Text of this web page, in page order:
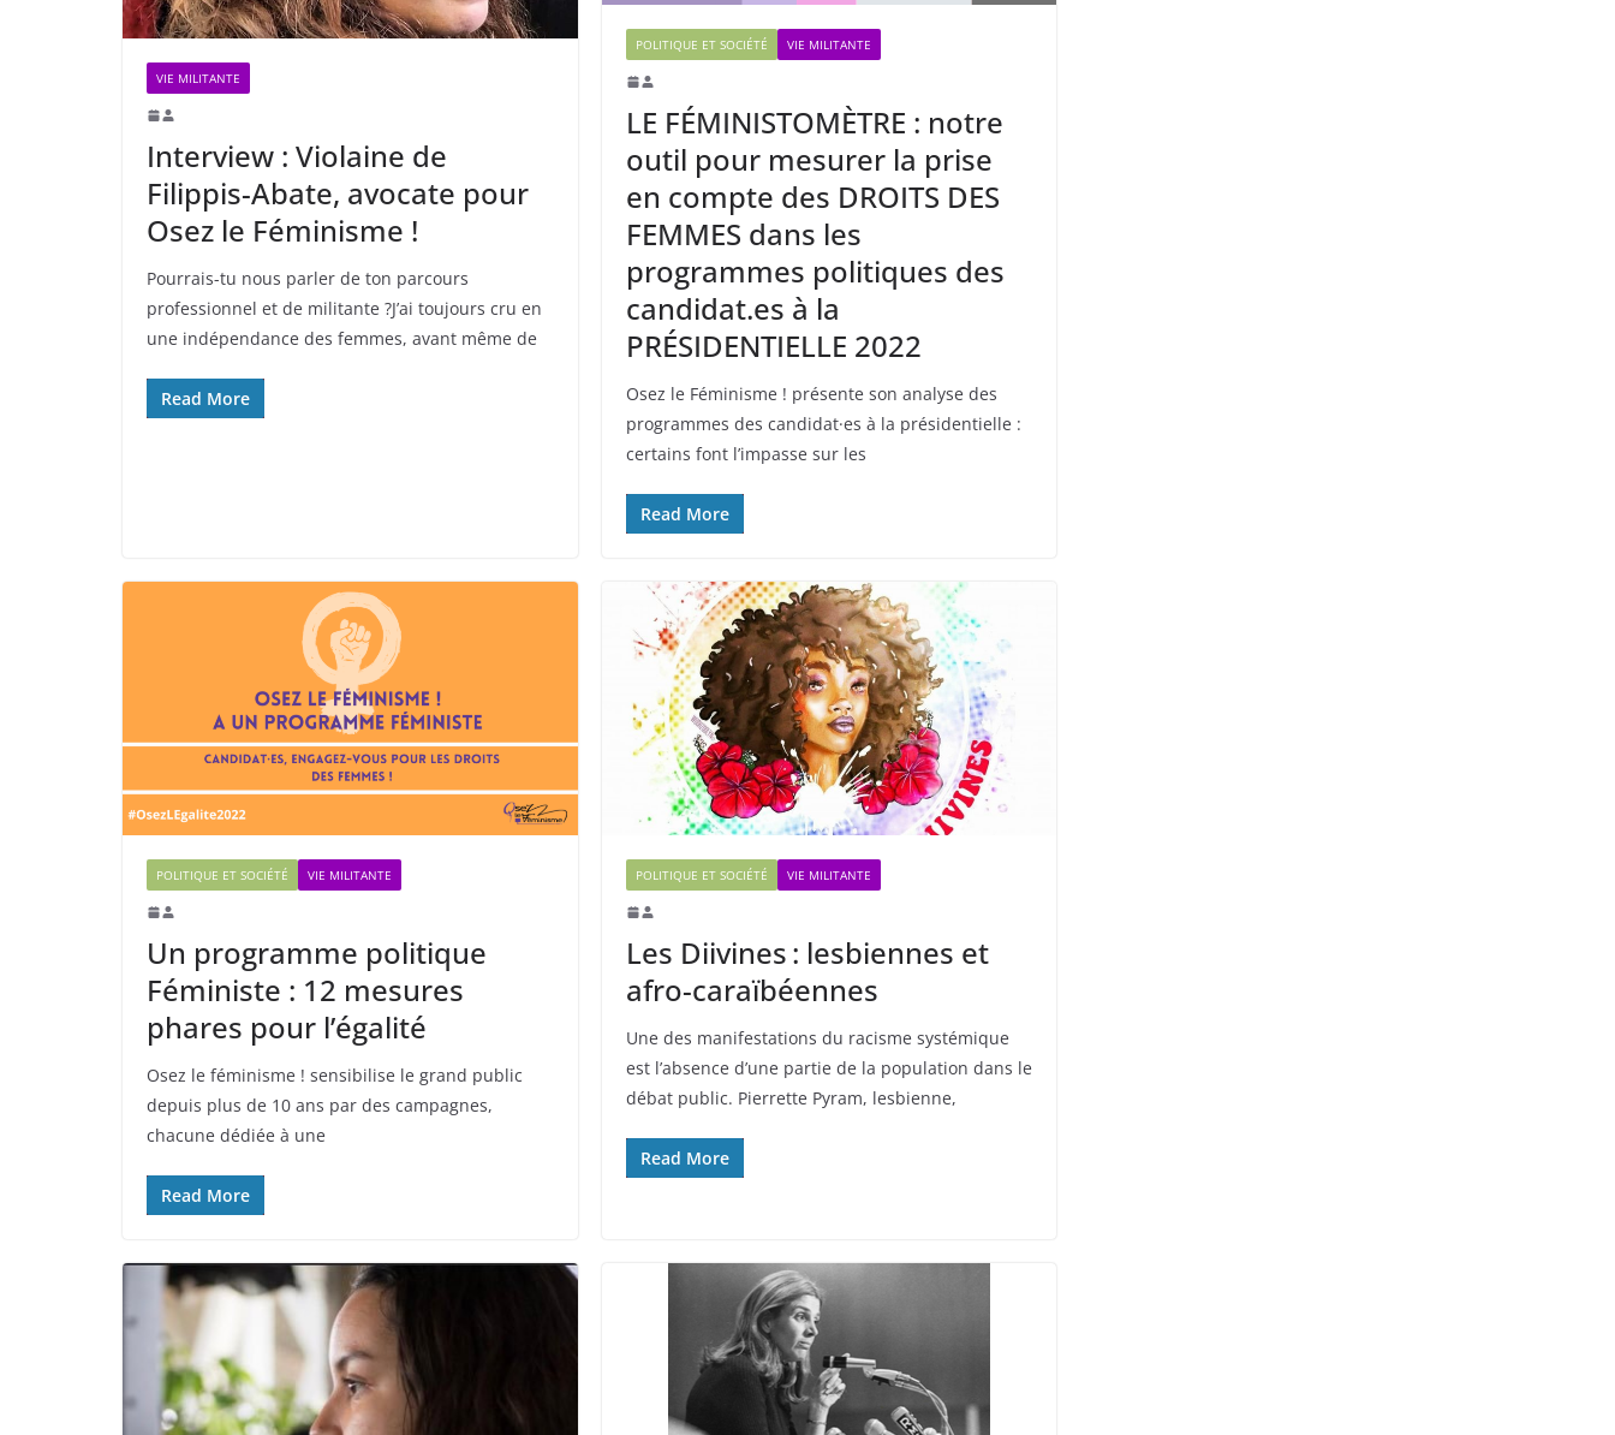
VIE MILITANTE
Interview : Violaine de
Filippis-Abate, avocate pour
Osez le Féminisme !
Pourrais-tu nous parler de ton parcours
professionnel et de militante ?J’ai toujours cru en
une indépendance des femmes, avant même de
Read More
POLITIQUE ET SOCIÉTÉ VIE MILITANTE
LE FÉMINISTOMÈTRE : notre
outil pour mesurer la prise
en compte des DROITS DES
FEMMES dans les
programmes politiques des
candidat.es à la
PRÉSIDENTIELLE 2022
Osez le Féminisme ! présente son analyse des
programmes des candidat·es à la présidentielle :
certains font l’impasse sur les
Read More
POLITIQUE ET SOCIÉTÉ VIE MILITANTE
Un programme politique
Féministe : 12 mesures
phares pour l’égalité
Osez le féminisme ! sensibilise le grand public
depuis plus de 10 ans par des campagnes,
chacune dédiée à une
Read More
POLITIQUE ET SOCIÉTÉ VIE MILITANTE
Les Diivines : lesbiennes et
afro-caraïbéennes
Une des manifestations du racisme systémique
est l’absence d’une partie de la population dans le
débat public. Pierrette Pyram, lesbienne,
Read More